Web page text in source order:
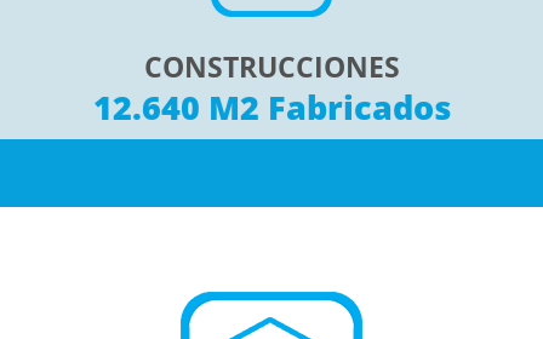
CONSTRUCCIONES
12.640 M2 Fabricados